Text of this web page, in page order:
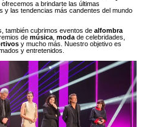
a brindarte las últimas
y las tendencias más candentes del mundo
también cubrimos eventos de alfombra
de música, moda de celebridades,
y mucho más. Nuestro objetivo es
y entretenidos.